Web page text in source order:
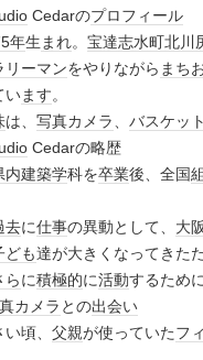
Cedarのプロフィール
年生まれ。 宝達志水町北川
リーマンをやりながら まち
います。
は、 写真カメラ、 バスケット
Cedarの略歴
内建築学科を卒業後、全国
去に仕事の異動として、 大阪
ども達が大きくなってきたた
らに積極的に活動するため
カメラ との出会い
頃、 父親が使っていたフ